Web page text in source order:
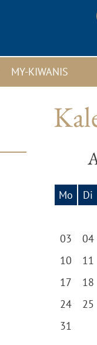
MY-KIWANIS
Mo Di
03
04
10
11
17
18
24
25
31